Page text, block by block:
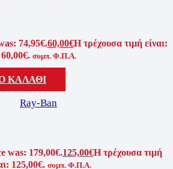
74,95€.60,00€Η τρέχουσα τιμή είναι:
60,00€. συμπ. Φ.Π.Α.
ΚΑΛΑΘΙ
Ray-Ban
was: 179,00€.125,00€Η τρέχουσα τιμή
125,00€. συμπ. Φ.Π.Α.